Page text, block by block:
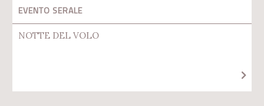
EVENTO SERALE
NOTTE DEL VOLO